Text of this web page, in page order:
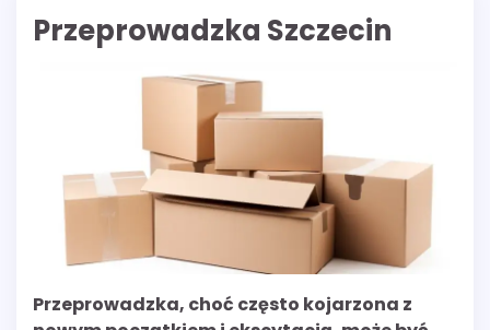
Przeprowadzka Szczecin
Przeprowadzka, choć często kojarzona z